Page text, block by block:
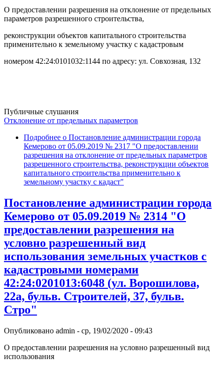
О предоставлении разрешения на отклонение от предельных
параметров разрешенного строительства,
реконструкции объектов капитального строительства
применительно к земельному участку с кадастровым
номером 42:24:0101032:1144 по адресу: ул. Совхозная, 132
Публичные слушания
Отклонение от предельных параметров
Подробнее о Постановление администрации города
Кемерово от 05.09.2019 № 2317 "О предоставлении
разрешения на отклонение от предельных параметров
разрешенного строительства, реконструкции объектов
капитального строительства применительно к
земельному участку с кадаст"
Постановление администрации города
Кемерово от 05.09.2019 № 2314 "О
предоставлении разрешения на
условно разрешенный вид
использования земельных участков с
кадастровыми номерами
42:24:0201013:6048 (ул. Ворошилова,
22а, бульв. Строителей, 37, бульв.
Стро"
Опубликовано admin - ср, 19/02/2020 - 09:43
О предоставлении разрешения на условно разрешенный вид
использования